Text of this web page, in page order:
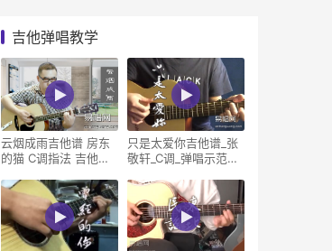
吉他弹唱教学
云烟成雨吉他谱 房东
的猫 C调指法 吉他教
只是太爱你吉他谱_张
敬轩_C调_弹唱示范视